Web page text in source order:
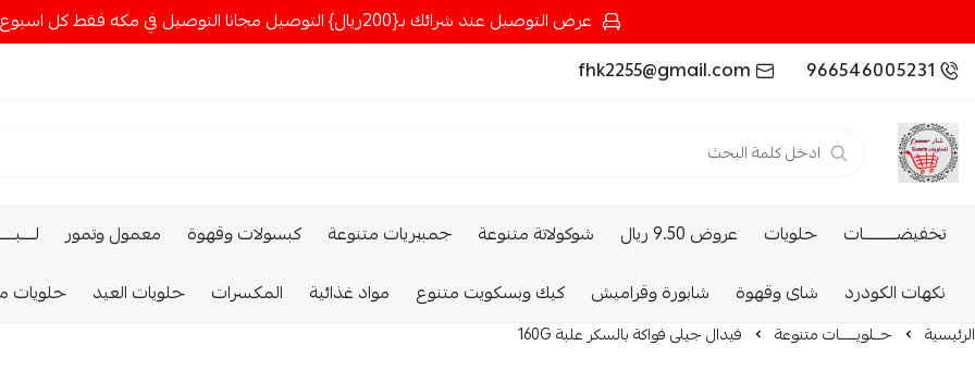
عرض التوصيل عند شرائك بـ{200ريال} التوصيل مجانا التوصيل في مكه فقط كل اسبوع اصناف جديدة
966546005231
fhk2255@gmail.com
تخفيضــــــــــات حلويات عروض 9.50 ريال شوكولاتة متنوعة جمبيريات متنوعة كبسولات وقهوة معمول وتمور
نكهات الكودرد
شاى وقهوة شابورة وقراميش كيك وبسكويت متنوع مواد غذائية المكسرات حلويات العيد حلويات
الرئيسية حــلويـــــات متنوعة فيدال جيلى فواكة بالسكر علبة 160G